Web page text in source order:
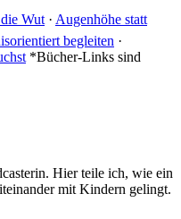
Wut · Augenhöhe statt
begleiten ·
*Bücher-Links sind
Hier teile ich, wie ein
mit Kindern gelingt.